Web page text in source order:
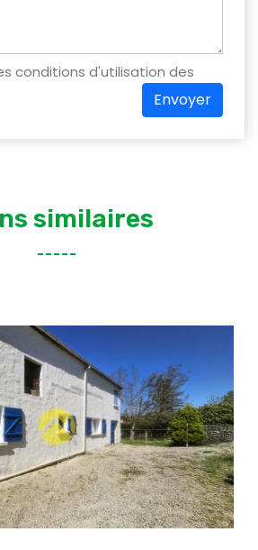
conditions d'utilisation des
Envoyer
similaires